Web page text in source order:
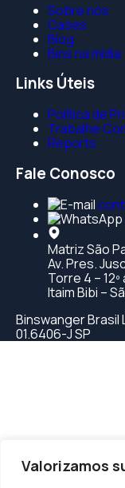
Valorizamos
Sobre nós
Cases
Blog
Bins na mídia
Links Úteis
Política de
Trabalhe
Reports
Fale Conosco
Matriz São
Av. Pres.
Torre 4 –
Itaim Bibi –
Binswanger Brasil
01.6406-J SP